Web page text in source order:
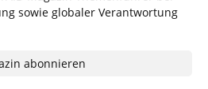
abonnieren